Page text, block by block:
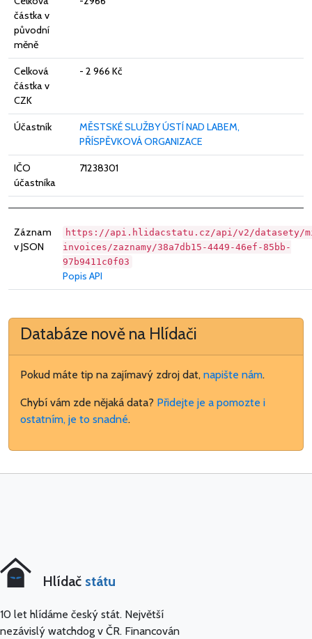
částka v
původní
měně
Celková
částka v
CZK
- 2 966 Kč
Účastník
MĚSTSKÉ SLUŽBY ÚSTÍ NAD LABEM,
PŘÍSPĚVKOVÁ ORGANIZACE
IČO
účastníka
71238301
Záznam
v JSON
https://api.hlidacstatu.cz/api/v2/datasety/
invoices/zaznamy/38a7db15-4449-46ef-85bb-
97b9411c0f03
Popis API
Databáze nově na Hlídači
Pokud máte tip na zajímavý zdroj dat, napište nám.
Chybí vám zde nějaká data? Přidejte je a pomozte i
ostatním, je to snadné.
Hlídač státu
10 let hlídáme český stát. Největší
nezávislý watchdog v ČR. Financován